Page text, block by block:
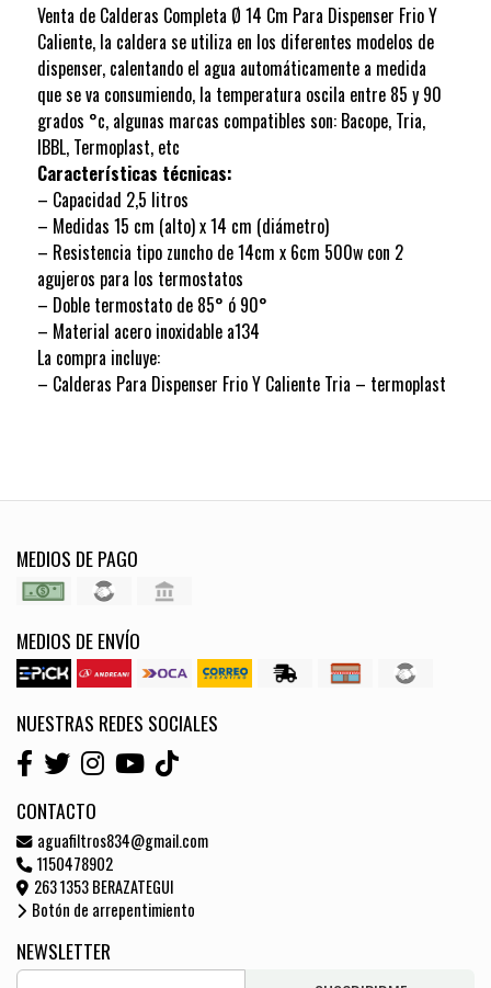
Venta de Calderas Completa Ø 14 Cm Para Dispenser Frio Y
Caliente, la caldera se utiliza en los diferentes modelos de
dispenser, calentando el agua automáticamente a medida
que se va consumiendo, la temperatura oscila entre 85 y 90
grados °c, algunas marcas compatibles son: Bacope, Tria,
IBBL, Termoplast, etc
Características técnicas:
– Capacidad 2,5 litros
– Medidas 15 cm (alto) x 14 cm (diámetro)
– Resistencia tipo zuncho de 14cm x 6cm 500w con 2
agujeros para los termostatos
– Doble termostato de 85° ó 90°
– Material acero inoxidable a134
La compra incluye:
– Calderas Para Dispenser Frio Y Caliente Tria – termoplast
MEDIOS DE PAGO
MEDIOS DE ENVÍO
NUESTRAS REDES SOCIALES
CONTACTO
aguafiltros834@gmail.com
1150478902
263 1353 BERAZATEGUI
Botón de arrepentimiento
NEWSLETTER